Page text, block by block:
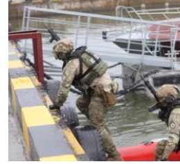
поиску
СЕВЕР.РЕАЛИИ
СИБИРЬ.РЕАЛИИ
РАСПИСАНИЕ ВЕЩАНИЯ
ПОДПИШИТЕСЬ НА РАССЫЛКУ
СОЦИАЛЬНЫЕ СЕТИ